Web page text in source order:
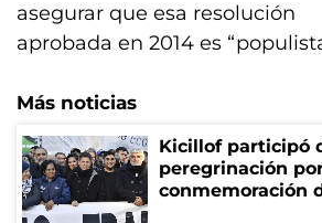
asegurar que esa resolución
aprobada en 2014 es
Más noticias
Kicillof participó
peregrinación
conmemoración